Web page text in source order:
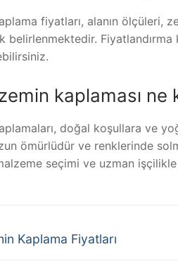
fiyatları, alanın ölçüleri,
belirlenmektedir.
kaplaması ne
doğal koşullara ve
ömürlüdür ve renklerinde
seçimi ve uzman
Kaplama Fiyatları